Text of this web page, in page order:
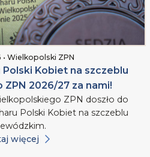
Wielkopolski ZPN
Kobiet na szczeblu
2026/27 za nami!
ZPN doszło do
Polski Kobiet na szczeblu
więcej